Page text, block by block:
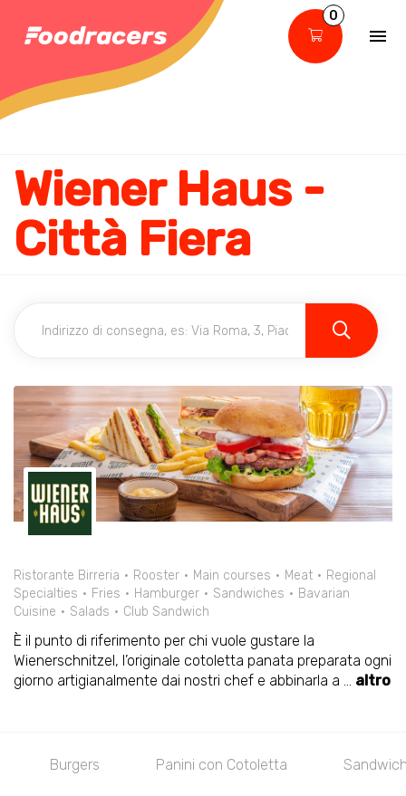
0
Wiener Haus -
Città Fiera
Ristorante Birreria Rooster Main courses Meat
Regional
Specialties
Fries Hamburger Sandwiches
Bavarian
Cuisine
Salads Club Sandwich
È il punto di riferimento per chi vuole gustare la
Wienerschnitzel, l’originale cotoletta panata preparata ogni
giorno artigianalmente dai nostri chef e abbinarla a ... altro
Sandwich Le Wienerschnitzel Le